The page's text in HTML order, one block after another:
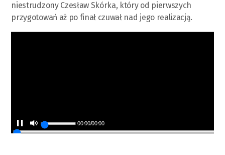
niestrudzony Czesław Skórka, który od pierwszych
przygotowań aż po finał czuwał nad jego realizacją.
00:00/00:00